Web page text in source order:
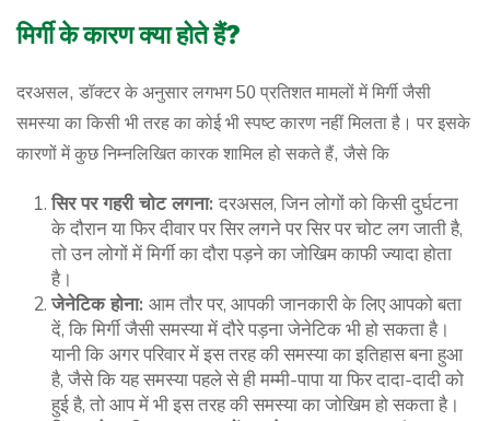
मिर्गी के कारण क्या होते हैं?
दरअसल, डॉक्टर के अनुसार लगभग 50 प्रतिशत मामलों में मिर्गी जैसी
समस्या का किसी भी तरह का कोई भी स्पष्ट कारण नहीं मिलता है। पर इसके
कारणों में कुछ निम्नलिखित कारक शामिल हो सकते हैं, जैसे कि
सिर पर गहरी चोट लगना: दरअसल, जिन लोगों को किसी दुर्घटना
के दौरान या फिर दीवार पर सिर लगने पर सिर पर चोट लग जाती है,
तो उन लोगों में मिर्गी का दौरा पड़ने का जोखिम काफी ज्यादा होता
है।
जेनेटिक होना: आम तौर पर, आपकी जानकारी के लिए आपको बता
दें, कि मिर्गी जैसी समस्या में दौरे पड़ना जेनेटिक भी हो सकता है।
यानी कि अगर परिवार में इस तरह की समस्या का इतिहास बना हुआ
है, जैसे कि यह समस्या पहले से ही मम्मी-पापा या फिर दादा-दादी को
हुई है, तो आप में भी इस तरह की समस्या का जोखिम हो सकता है।